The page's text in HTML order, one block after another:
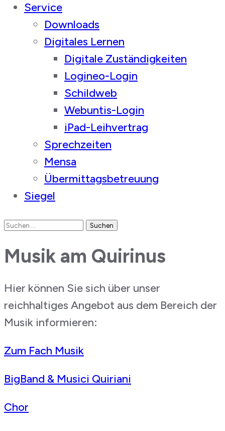
Service
Downloads
Digitales Lernen
Digitale Zuständigkeiten
Logineo-Login
Schildweb
Webuntis-Login
iPad-Leihvertrag
Sprechzeiten
Mensa
Übermittagsbetreuung
Siegel
Suchen
Musik am Quirinus
Hier können Sie sich über unser
reichhaltiges Angebot aus dem Bereich der
Musik informieren:
Zum Fach Musik
BigBand & Musici Quiriani
Chor